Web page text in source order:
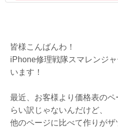
皆様こんばんわ！
iPhone修理戦隊スマレンジ
います！
最近、お客様より価格表の
らい訳じゃないんだけど、
他のページに比べて作りが